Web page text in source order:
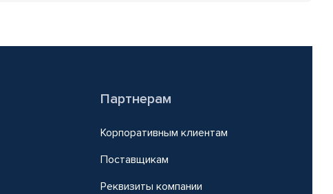
Партнерам
Корпоративным клиентам
Поставщикам
Реквизиты компании